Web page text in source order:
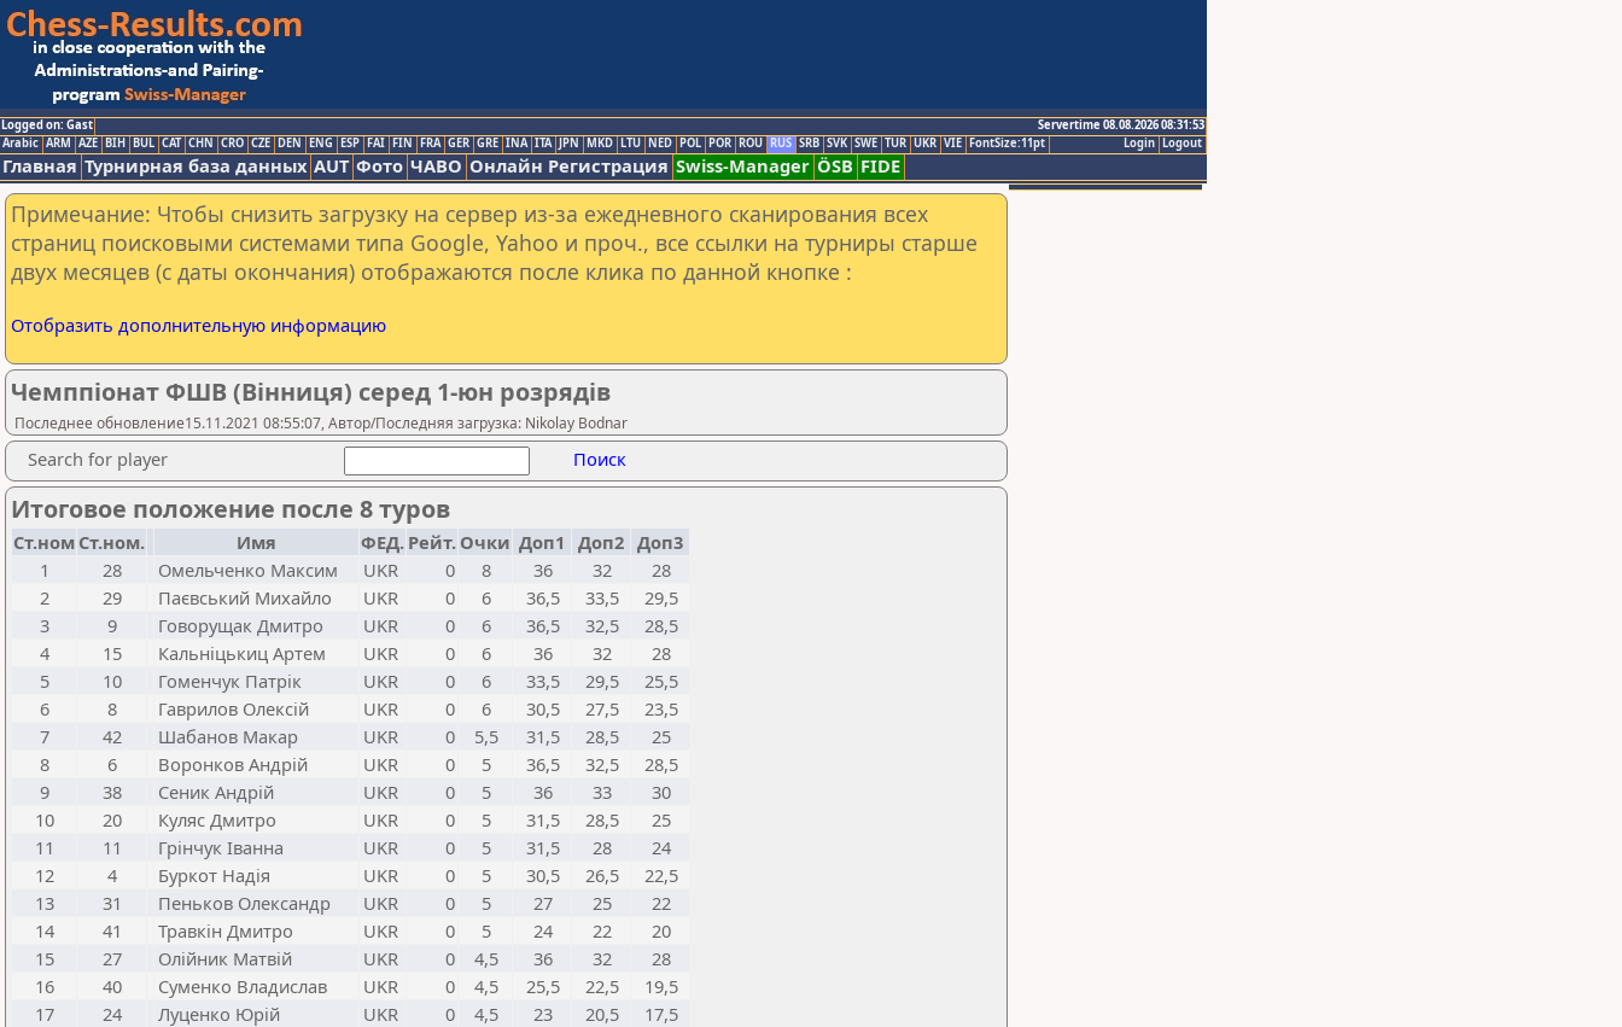
Logged on: Gast
Servertime 08.08.2026 08:31:53
Logout
Login
Arabic ARM AZE BIH BUL CAT CHN CRO CZE DEN ENG ESP FAI FIN FRA GER GRE INA ITA JPN MKD LTU NED POL POR ROU RUS SRB SVK SWE TUR UKR VIE FontSize:11pt
Главная Турнирная база данных AUT Фото ЧАВО Онлайн Регистрация Swiss-Manager ÖSB FIDE
Примечание: Чтобы снизить загрузку на сервер из-за ежедневного сканирования всех
страниц поисковыми системами типа Google, Yahoo и проч., все ссылки на турниры старше
двух месяцев (с даты окончания) отображаются после клика по данной кнопке :
Отобразить дополнительную информацию
Чемппіонат ФШВ (Вінниця) серед 1-юн розрядів
Последнее обновление15.11.2021 08:55:07, Автор/Последняя загрузка: Nikolay Bodnar
Search for player Поиск
Итоговое положение после 8 туров
Ст.ном Ст.ном. Имя ФЕД. Рейт. Очки Доп1 Доп2 Доп3
1
28 Омельченко Максим UKR 0 8 36 32
28
2
29 Паєвський Михайло UKR 0 6 36,5 33,5
29,5
3
9 Говорущак Дмитро UKR 0 6 36,5 32,5
28,5
4
15 Кальніцькиц Артем UKR 0 6 36 32
28
5
10 Гоменчук Патрік UKR 0 6 33,5 29,5
25,5
6
8 Гаврилов Олексій UKR 0 6 30,5 27,5
23,5
7
42 Шабанов Макар UKR 0 5,5 31,5 28,5
25
8
6 Воронков Андрій UKR 0 5 36,5 32,5
28,5
9
38 Сеник Андрій UKR 0 5 36 33
30
10
20 Куляс Дмитро UKR 0 5 31,5 28,5
25
11
11 Грінчук Іванна UKR 0 5 31,5 28
24
12
4 Буркот Надія UKR 0 5 30,5 26,5
22,5
13
31 Пеньков Олександр UKR 0 5 27 25
22
14
41 Травкін Дмитро UKR 0 5 24 22
20
15
27 Олійник Матвій UKR 0 4,5 36 32
28
16
40 Суменко Владислав UKR 0 4,5 25,5 22,5
19,5
17
24 Луценко Юрій UKR 0 4,5 23 20,5
17,5